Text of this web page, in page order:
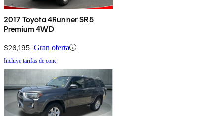
2017 Toyota 4Runner SR5
Premium 4WD
$26,195 Gran oferta
Incluye tarifas de conc.